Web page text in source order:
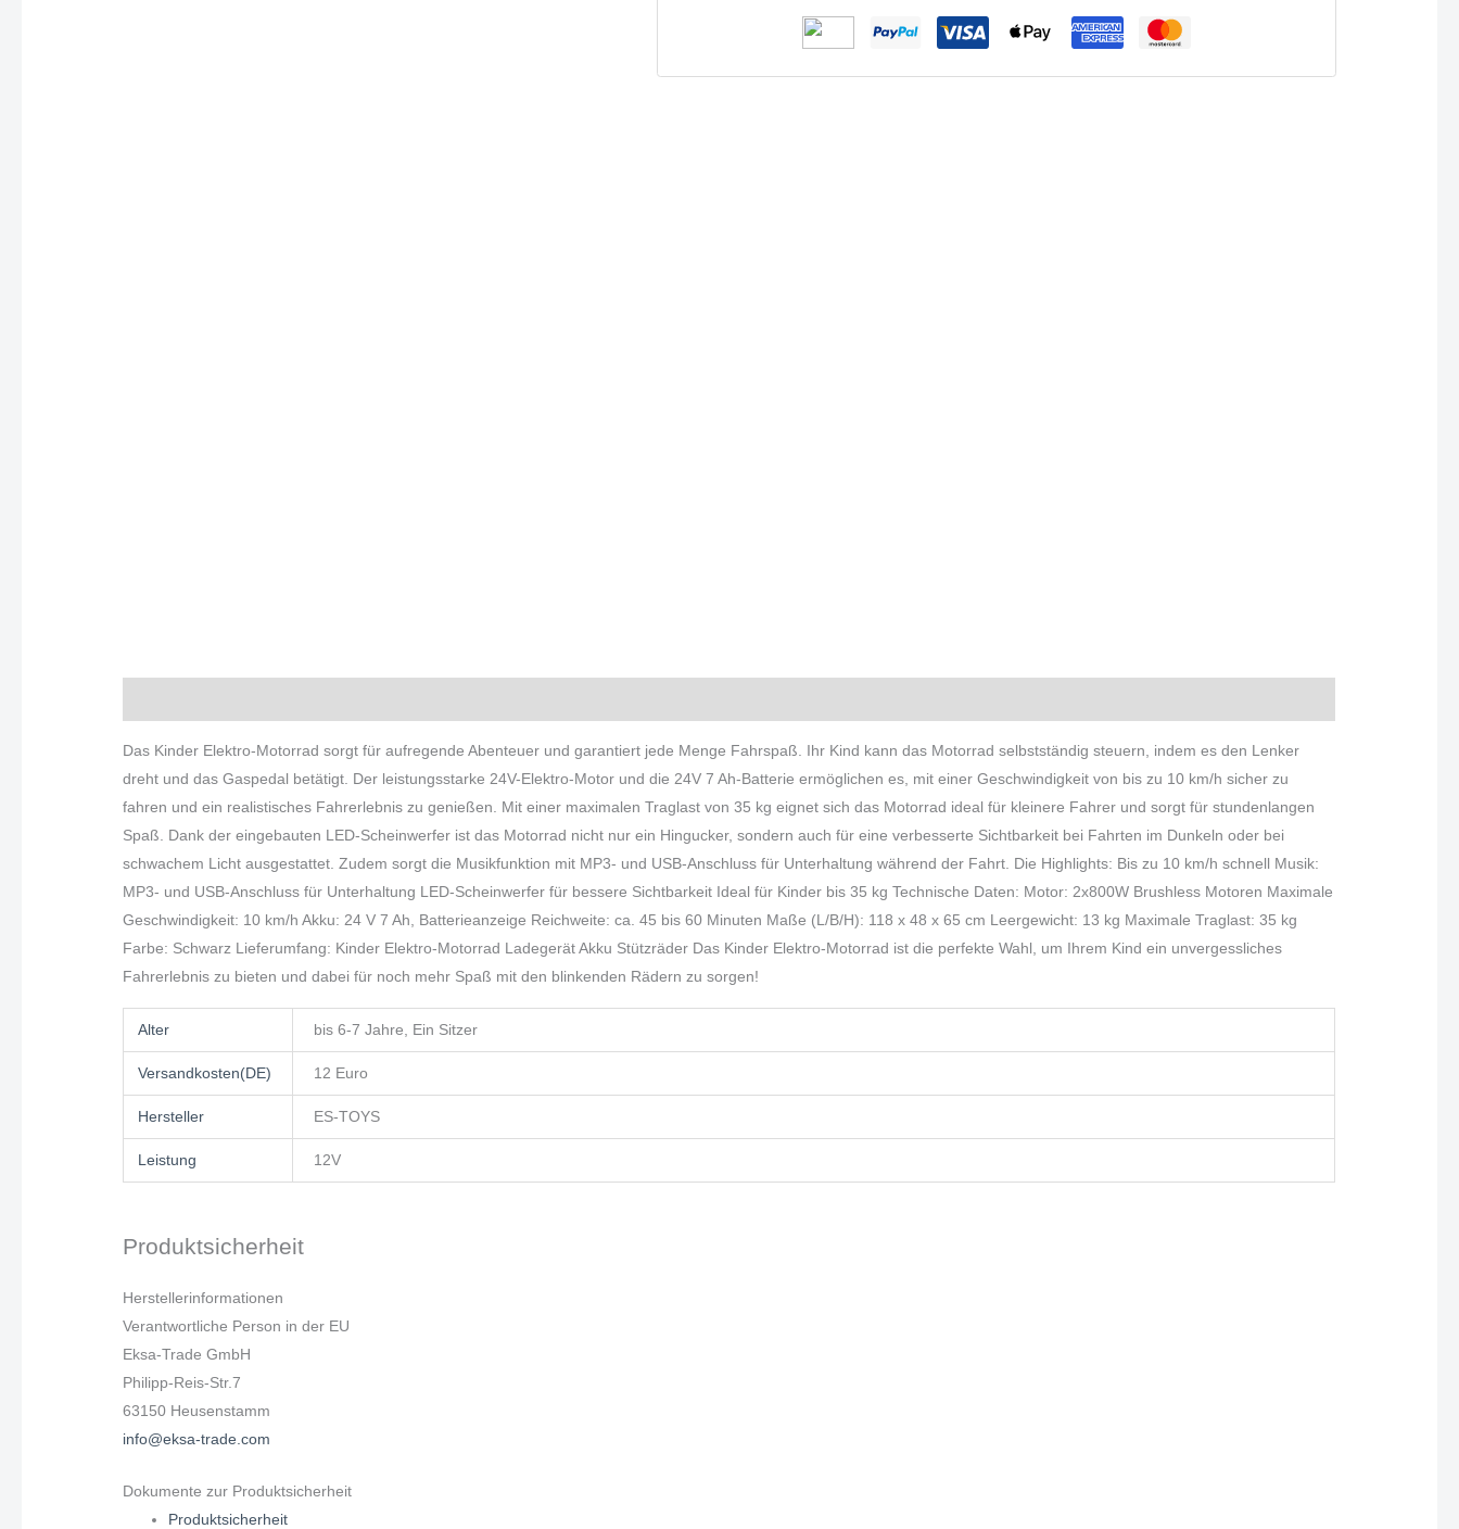
Das Kinder Elektro-Motorrad sorgt für aufregende Abenteuer und garantiert jede Menge Fahrspaß. Ihr Kind kann das Motorrad selbstständig steuern, indem es den Lenker
dreht und das Gaspedal betätigt. Der leistungsstarke 24V-Elektro-Motor und die 24V 7 Ah-Batterie ermöglichen es, mit einer Geschwindigkeit von bis zu 10 km/h sicher zu
fahren und ein realistisches Fahrerlebnis zu genießen. Mit einer maximalen Traglast von 35 kg eignet sich das Motorrad ideal für kleinere Fahrer und sorgt für stundenlangen
Spaß. Dank der eingebauten LED-Scheinwerfer ist das Motorrad nicht nur ein Hingucker, sondern auch für eine verbesserte Sichtbarkeit bei Fahrten im Dunkeln oder bei
schwachem Licht ausgestattet. Zudem sorgt die Musikfunktion mit MP3- und USB-Anschluss für Unterhaltung während der Fahrt. Die Highlights: Bis zu 10 km/h schnell Musik:
MP3- und USB-Anschluss für Unterhaltung LED-Scheinwerfer für bessere Sichtbarkeit Ideal für Kinder bis 35 kg Technische Daten: Motor: 2x800W Brushless Motoren Maximale
Geschwindigkeit: 10 km/h Akku: 24 V 7 Ah, Batterieanzeige Reichweite: ca. 45 bis 60 Minuten Maße (L/B/H): 118 x 48 x 65 cm Leergewicht: 13 kg Maximale Traglast: 35 kg
Farbe: Schwarz Lieferumfang: Kinder Elektro-Motorrad Ladegerät Akku Stützräder Das Kinder Elektro-Motorrad ist die perfekte Wahl, um Ihrem Kind ein unvergessliches
Fahrerlebnis zu bieten und dabei für noch mehr Spaß mit den blinkenden Rädern zu sorgen!
Alter bis 6-7 Jahre, Ein Sitzer
Versandkosten(DE) 12 Euro
Hersteller ES-TOYS
Leistung 12V
Produktsicherheit
Herstellerinformationen
Verantwortliche Person in der EU
Eksa-Trade GmbH
Philipp-Reis-Str.7
63150 Heusenstamm
info@eksa-trade.com
Dokumente zur Produktsicherheit
Produktsicherheit